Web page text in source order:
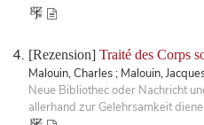
[Rezension] Traité des Corps
Malouin, Charles ; Malouin,
Neue Bibliothec oder Nachricht
allerhand zur Gelehrsamkeit